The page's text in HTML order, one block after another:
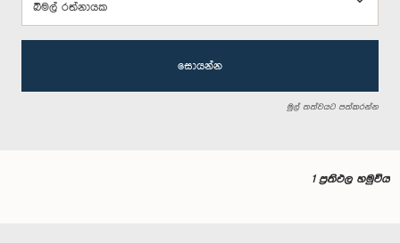
බිමල් රත්නායක
සොයන්න
මුල් තත්වයට පත්කරන්න
1 ප්‍රතිඵල හමුවිය